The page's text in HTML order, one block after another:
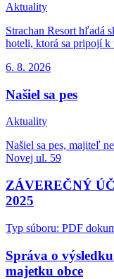
Aktuality
Strachan Resort hľadá
hoteli, ktorá sa pripojí
6. 8. 2026
Našiel sa pes
Aktuality
Našiel sa pes, majiteľ
Novej ul. 59
ZÁVEREČNÝ
2025
Typ súboru: PDF
Správa o
majetku obce